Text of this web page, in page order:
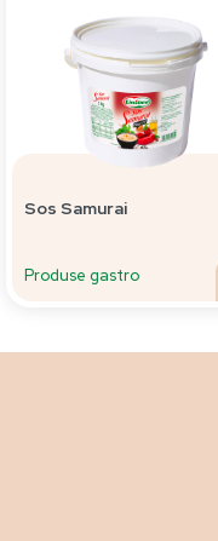
Sos Samurai
Produse gastro